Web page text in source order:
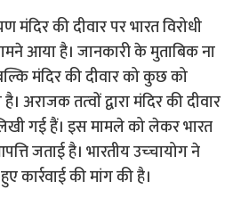
मंदिर की दीवार पर भारत विरोधी
आया है। जानकारी के मुताबिक ना
मंदिर की दीवार को कुछ को
अराजक तत्‍वों द्वारा मंदिर की दीवार
गई हैं। इस मामले को लेकर भारत
जताई है। भारतीय उच्‍चायोग ने
कार्रवाई की मांग की है।